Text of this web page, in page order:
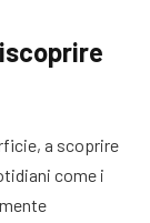
a scoprire
come i